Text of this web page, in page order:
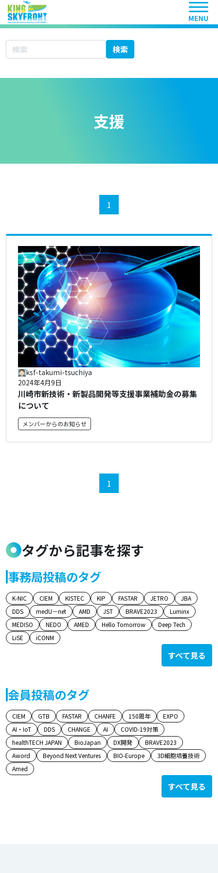
ヘッ
サイト内検索 検索
支援
1
川崎市新技術・新製品開発等支援事業補助金の募集
について
2024年4月9日
ksf-takumi-tsuchiya
メンバーからのお知らせ
1
タグから記事を探す
事務局投稿のタグ
K-NIC CIEM KISTEC KIP FASTAR JETRO
JBA
DDS
medU－net AMD JST BRAVE2023
Luminx
MEDISO
NEDO AMED Hello Tomorrow
Deep Tech
LiSE
iCONM
すべて見る
会員投稿のタグ
CIEM GTB FASTAR CHANFE 150周年
EXPO
AI・IoT
DDS CHANGE AI
COVID-19対策
healthTECH JAPAN
BioJapan DX開発
BRAVE2023
Aword
Beyond Next Ventures BIO-Europe
3D細胞培養技術
Amed
すべて見る